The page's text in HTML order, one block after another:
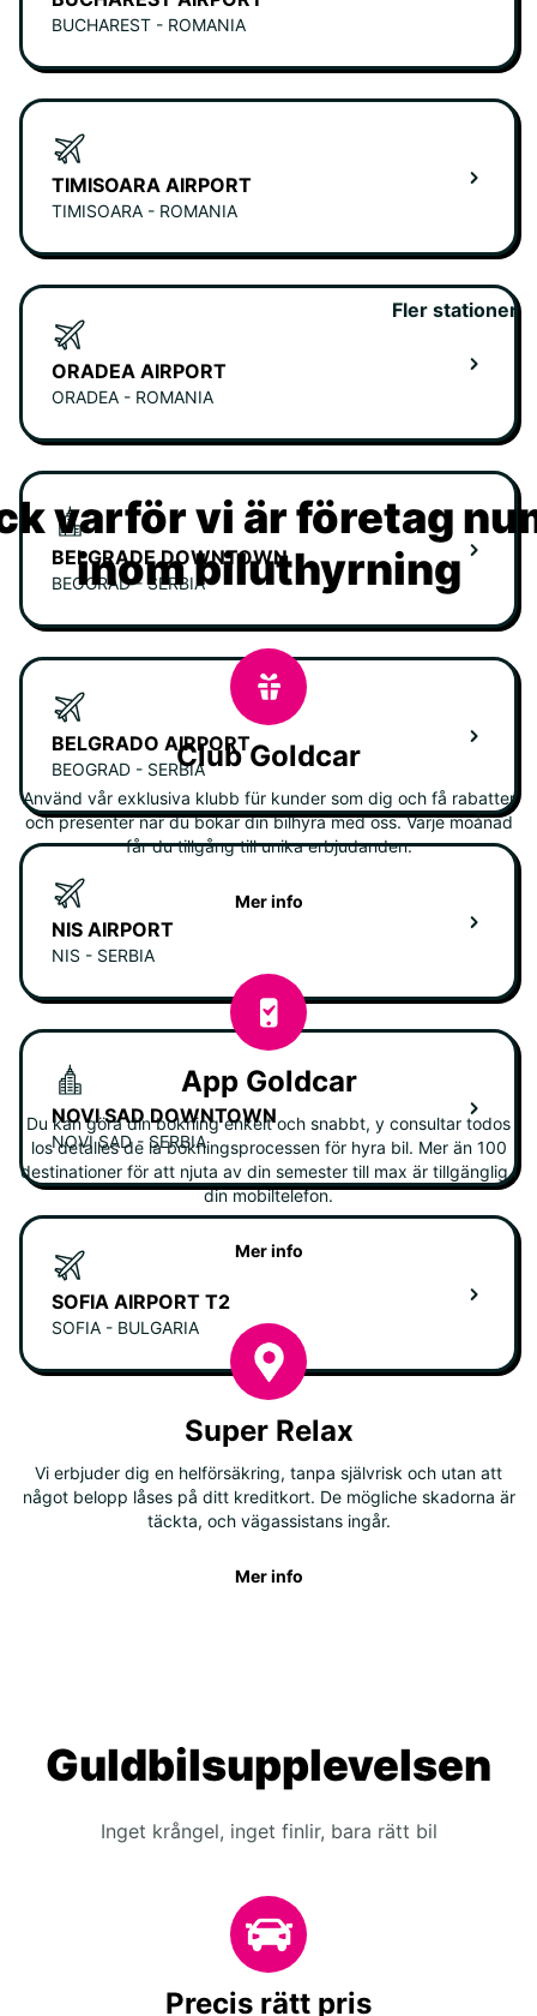
BUCHAREST - ROMANIA
TIMISOARA AIRPORT
TIMISOARA - ROMANIA
ORADEA AIRPORT
ORADEA - ROMANIA
BELGRADE DOWNTOWN
BEOGRAD - SERBIA
BELGRADO AIRPORT
BEOGRAD - SERBIA
NIS AIRPORT
NIS - SERBIA
NOVI SAD DOWNTOWN
NOVI SAD - SERBIA
SOFIA AIRPORT T2
SOFIA - BULGARIA
Fler stationer
varför vi är företag
inom biluthyrning
Club Goldcar
Använd vår exklusiva klubb für kunder som dig och få rabatter
och presenter när du bokar din bilhyra med oss. Varje moånad
får du tillgång till unika erbjudanden.
Mer info
App Goldcar
Du kan göra din bokning enkelt och snabbt, y consultar todos
los detalles de la bokningsprocessen för hyra bil. Mer än 100
destinationer för att njuta av din semester till max är tillgänglig i
din mobiltelefon.
Mer info
Super Relax
Vi erbjuder dig en helförsäkring, tanpa självrisk och utan att
något belopp låses på ditt kreditkort. De mögliche skadorna är
täckta, och vägassistans ingår.
Mer info
Guldbilsupplevelsen
Inget krångel, inget finlir, bara rätt bil
Precis rätt pris